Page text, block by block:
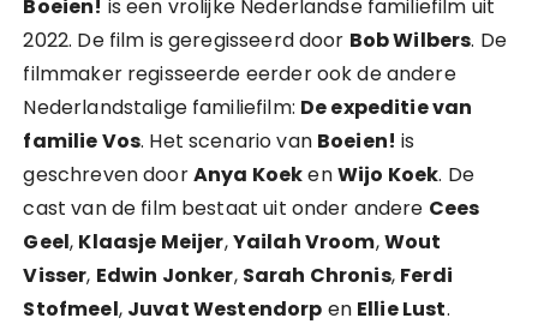
Boeien! is een vrolijke Nederlandse familiefilm uit
2022. De film is geregisseerd door Bob Wilbers. De
filmmaker regisseerde eerder ook de andere
Nederlandstalige familiefilm: De expeditie van
familie Vos. Het scenario van Boeien! is
geschreven doorAnya KoekenWijo Koek. De
cast van de film bestaat uit onder andere Cees
Geel, Klaasje Meijer,Yailah Vroom,Wout
Visser, Edwin Jonker, Sarah Chronis, Ferdi
Stofmeel, Juvat Westendorp en Ellie Lust.